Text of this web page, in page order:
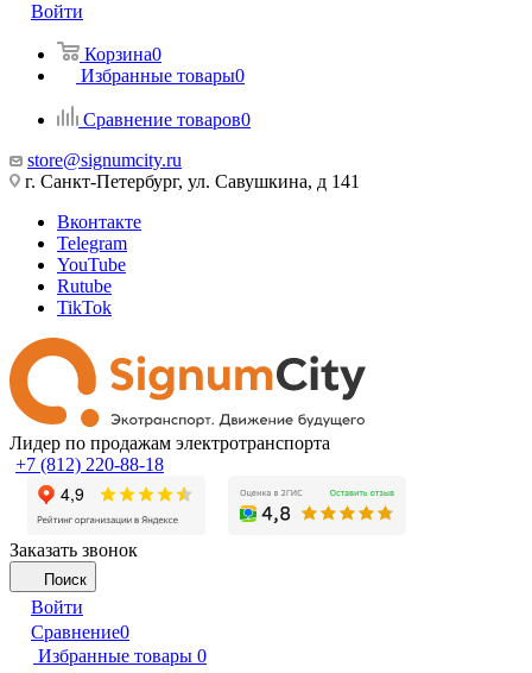
Войти
Корзина0
Избранные товары0
Сравнение товаров0
store@signumcity.ru
г. Санкт-Петербург, ул. Савушкина, д 141
Вконтакте
Telegram
YouTube
Rutube
TikTok
Лидер по продажам электротранспорта
+7 (812) 220-88-18
Заказать звонок
Поиск
Войти
Сравнение0
Избранные товары 0